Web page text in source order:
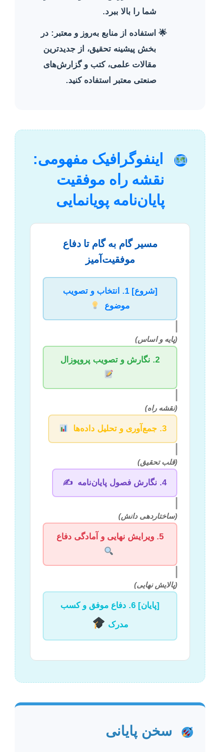
شما را بالا ببرد.
استفاده از منابع به‌روز و معتبر: در
بخش پیشینه تحقیق، از جدیدترین
مقالات علمی، کتب و گزارش‌های
صنعتی معتبر استفاده کنید.
اینفوگرافیک مفهومی:
نقشه راه موفقیت
پایان‌نامه پویانمایی
مسیر گام به گام تا دفاع
موفقیت‌آمیز
[شروع] 1. انتخاب و تصویب
موضوع
(پایه و اساس)
2. نگارش و تصویب پروپوزال
(نقشه راه)
3. جمع‌آوری و تحلیل داده‌ها
(قلب تحقیق)
4. نگارش فصول پایان‌نامه ✍️
(ساختاردهی دانش)
5. ویرایش نهایی و آمادگی دفاع
(پالایش نهایی)
[پایان] 6. دفاع موفق و کسب
مدرک
سخن پایانی